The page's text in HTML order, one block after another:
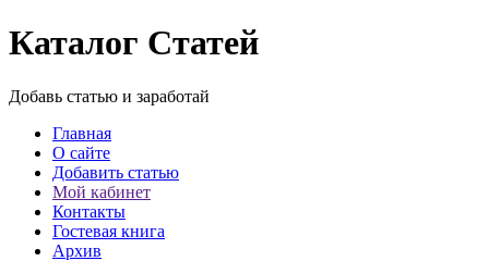
Каталог Статей
Добавь статью и заработай
Главная
О сайте
Добавить статью
Мой кабинет
Контакты
Гостевая книга
Архив